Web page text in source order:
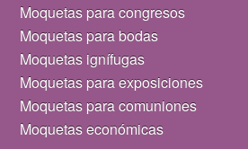
Moquetas para congresos
Moquetas para bodas
Moquetas ignífugas
Moquetas para exposiciones
Moquetas para comuniones
Moquetas económicas